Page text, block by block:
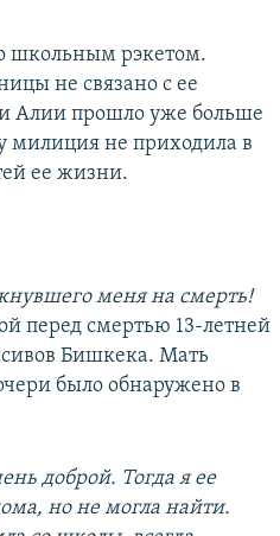
школьным рэкетом.
не связано с ее
Алии прошло уже больше
милиция не приходила в
ее жизни.
меня на смерть!
перед смертью 13-летней
Бишкека. Мать
было обнаружено в
доброй. Тогда я ее
но не могла найти.